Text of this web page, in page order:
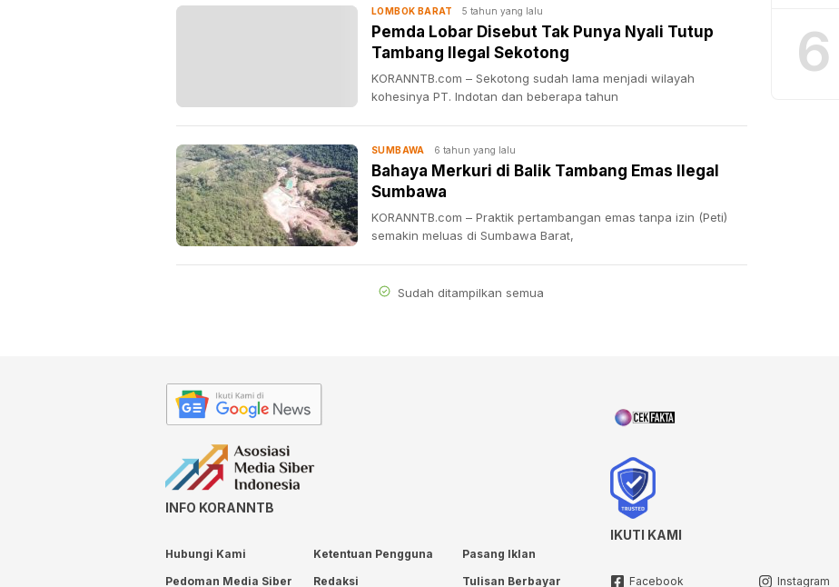
LOMBOK BARAT 5 tahun yang lalu
Pemda Lobar Disebut Tak Punya Nyali Tutup
Tambang Ilegal Sekotong
KORANNTB.com – Sekotong sudah lama menjadi wilayah
kohesinya PT. Indotan dan beberapa tahun
SUMBAWA 6 tahun yang lalu
Bahaya Merkuri di Balik Tambang Emas Ilegal
Sumbawa
KORANNTB.com – Praktik pertambangan emas tanpa izin (Peti)
semakin meluas di Sumbawa Barat,
Sudah ditampilkan semua
6
INFO KORANNTB
Hubungi Kami Ketentuan Pengguna
Pasang Iklan
Pedoman Media Siber
Redaksi Tulisan Berbayar
IKUTI KAMI
Facebook Instagram